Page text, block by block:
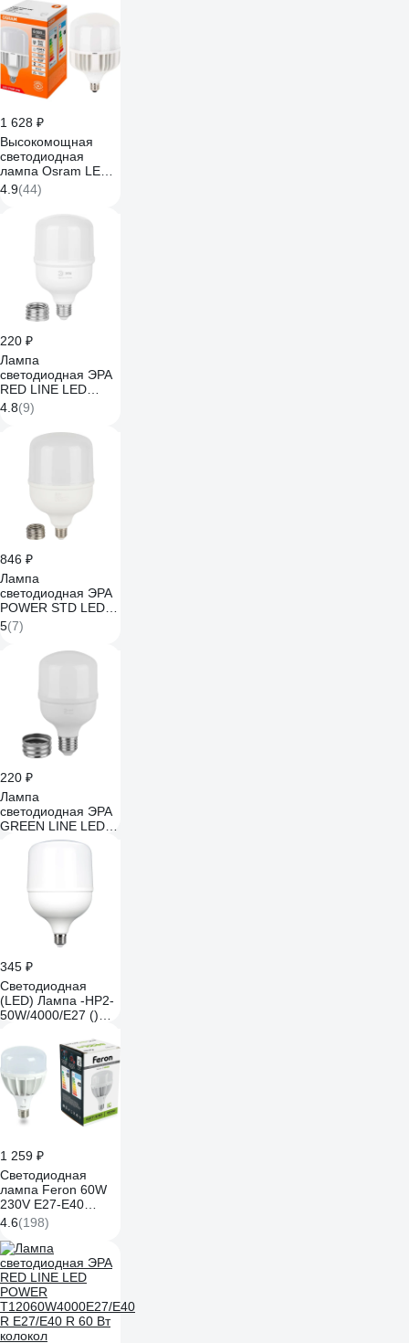
колокол
нейтральный б
Б0063830
1 628 ₽
Высокомощная
светодиодная
лампа Osram LED
STAR HW 55W/840
230V E27/E40 8x1
RU 4099854121159
4.9(44)
220 ₽
Лампа
светодиодная ЭРА
RED LINE LED
POWER
T10040W4000E27/E40
R E27/E40 R 40 Вт
колокол
4.8(9)
846 ₽
Лампа
светодиодная ЭРА
POWER STD LED
T140-65W-4000-
E27/E40 65Вт
нейтральный
5(7)
220 ₽
Лампа
светодиодная ЭРА
GREEN LINE LED
POWER
T8040W840E27/E40
белый свет
Б0067027
345 ₽
Светодиодная
(LED) Лампа -HP2-
50W/4000/E27 ()
Е40 Smartbuy SBL-
HP2-50-4K-E27
1 259 ₽
Светодиодная
лампа Feron 60W
230V E27-Е40
4000K LB-65 25821
4.6(198)